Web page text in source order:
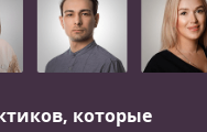
которые